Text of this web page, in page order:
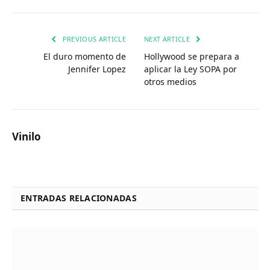
PREVIOUS ARTICLE
El duro momento de
Jennifer Lopez
NEXT ARTICLE
Hollywood se prepara a
aplicar la Ley SOPA por
otros medios
Vinilo
ENTRADAS RELACIONADAS